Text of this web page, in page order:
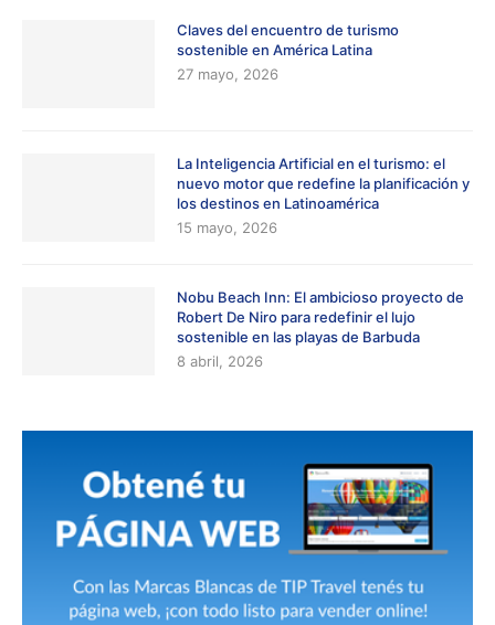
Claves del encuentro de turismo
sostenible en América Latina
27 mayo, 2026
La Inteligencia Artificial en el turismo: el
nuevo motor que redefine la planificación y
los destinos en Latinoamérica
15 mayo, 2026
Nobu Beach Inn: El ambicioso proyecto de
Robert De Niro para redefinir el lujo
sostenible en las playas de Barbuda
8 abril, 2026